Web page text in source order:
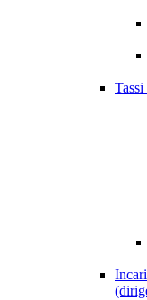
Tassi